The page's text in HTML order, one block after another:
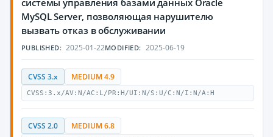
системы управления базами данных Oracle
MySQL Server, позволяющая нарушителю
вызвать отказ в обслуживании
PUBLISHED: 2025-01-22MODIFIED: 2025-06-19
CVSS 3.x MEDIUM 4.9
CVSS:3.x/AV:N/AC:L/PR:H/UI:N/S:U/C:N/I:N/A:H
CVSS 2.0 MEDIUM 6.8